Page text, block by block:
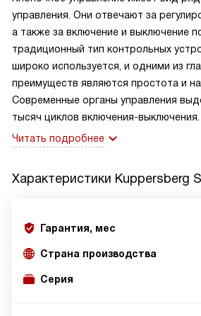
управления. Они отвечают за
а также за включение и выключение
традиционный тип контрольных
широко используется, и одними из
преимуществ являются простота и
Современные органы управления
тысяч циклов включения-выключения.
Читать подробнее
Характеристики Kuppersberg
Гарантия, мес
Страна производства
Серия